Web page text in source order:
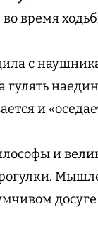
во время
с
гулять
и
и